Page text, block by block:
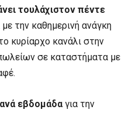
τουλάχιστον πέντε
την καθημερινή ανάγκη
κυρίαρχο κανάλι στην
σε καταστήματα με
εβδομάδα για την